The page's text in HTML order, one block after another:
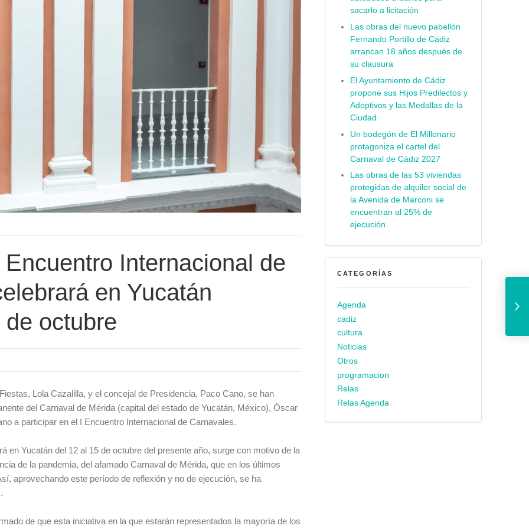
Internacional de
en Yucatán
octubre
Lola Cazalilla, y el concejal de Presidencia, Paco Cano, se han
del Carnaval de Mérida (capital del estado de Yucatán, México), Óscar
a participar en el I Encuentro Internacional de Carnavales.
en Yucatán del 12 al 15 de octubre del presente año, surge con motivo de la
de la pandemia, del afamado Carnaval de Mérida, que en los últimos
aprovechando este período de reflexión y no de ejecución, se ha
de que esta iniciativa en la que estarán representados la mayoría de los
sacarlo a licitación
Las obras del nuevo pabellón
Fernando Portillo de Cádiz
arrancan 18 años después de
su clausura
El Ayuntamiento de Cádiz
propone sus Hijos Predilectos y
Adoptivos y las Medallas de la
Ciudad
Un bodegón de El Millonario
protagoniza el cartel del
Carnaval de Cádiz 2027
Las obras de las 53 viviendas
protegidas de alquiler social de
la Avenida de Marconi se
encuentran al 25% de
ejecución
CATEGORÍAS
Agenda
cadiz
cultura
Noticias
Otros
programacion
Relas
Relas Agenda